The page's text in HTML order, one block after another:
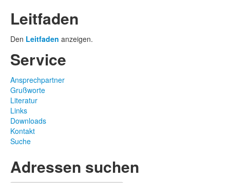
Leitfaden
Den Leitfaden anzeigen.
Service
Ansprechpartner
Grußworte
Literatur
Links
Downloads
Kontakt
Suche
Adressen suchen